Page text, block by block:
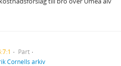
Part
Cornells arkiv